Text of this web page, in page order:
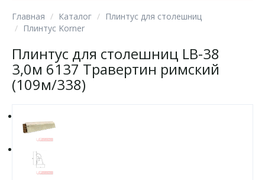
Главная Каталог
Плинтус для столешниц
Плинтус Korner
Плинтус для столешниц LB-38
3,0м 6137 Травертин римский
(109м/338)